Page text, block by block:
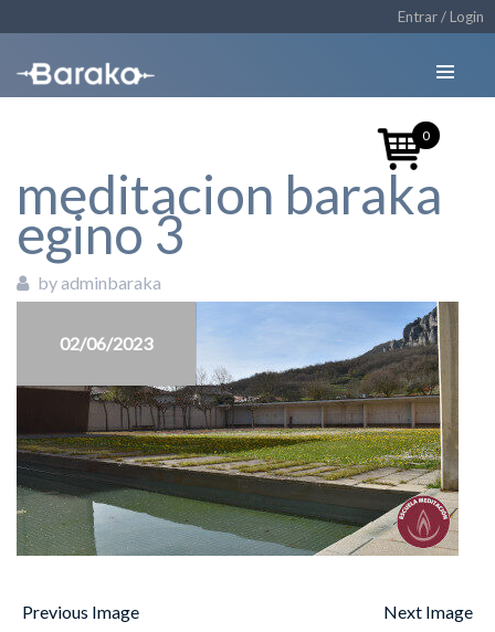
Entrar / Login
meditacion baraka
egino 3
by adminbaraka
02/06/2023
Previous Image Next Image
0